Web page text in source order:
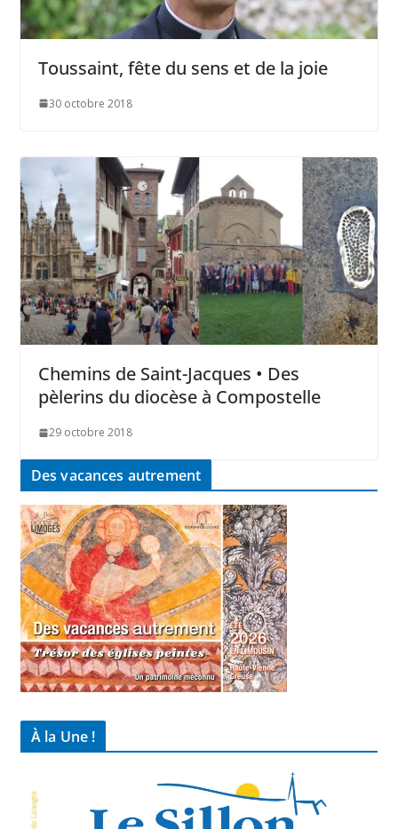
Toussaint, fête du sens et de la joie
30 octobre 2018
Chemins de Saint-Jacques • Des
pèlerins du diocèse à Compostelle
29 octobre 2018
Des vacances autrement
À la Une !